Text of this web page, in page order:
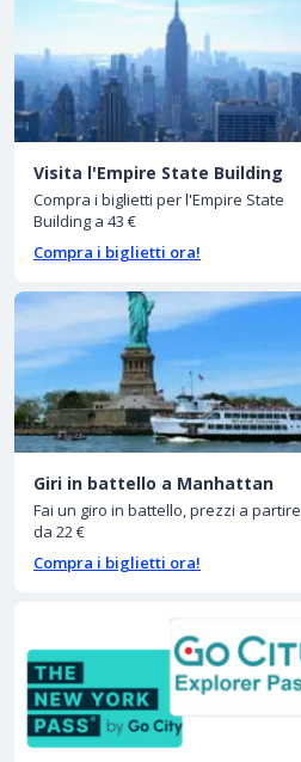
Visita l'Empire State Building
Compra i biglietti per l'Empire State
Building a 43 €
Compra i biglietti ora!
Giri in battello a Manhattan
Fai un giro in battello, prezzi a partire
da 22 €
Compra i biglietti ora!